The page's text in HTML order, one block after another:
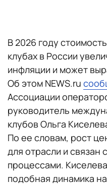
В 2026 году
клубах в России
инфляции и может
Об этом NEWS.ru
Ассоциации
руководитель
клубов Ольга
По ее словам, рост
для отрасли и
процессами.
подобная динамика